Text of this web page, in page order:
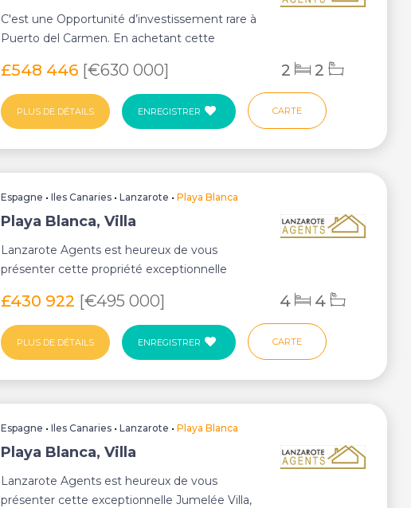
C'est une Opportunité d’investissement rare à
Puerto del Carmen. En achetant cette
£548 446 [€630 000] 2 2
PLUS DE DÉTAILS ENREGISTRER CARTE
Espagne •Iles Canaries •Lanzarote •Playa Blanca
Playa Blanca, Villa
Lanzarote Agents est heureux de vous
présenter cette propriété exceptionnelle
£430 922 [€495 000] 4 4
PLUS DE DÉTAILS ENREGISTRER CARTE
Espagne •Iles Canaries •Lanzarote •Playa Blanca
Playa Blanca, Villa
Lanzarote Agents est heureux de vous
présenter cette exceptionnelle Jumelée Villa,